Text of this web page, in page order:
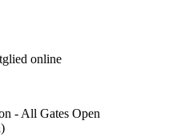
online
- All Gates Open